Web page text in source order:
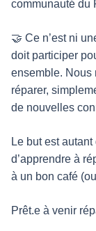
communauté du
🤝 Ce n’est ni
doit participer
ensemble. Nous
réparer,
de nouvelles
Le but est
d’apprendre à
à un bon café
Prêt.e à venir